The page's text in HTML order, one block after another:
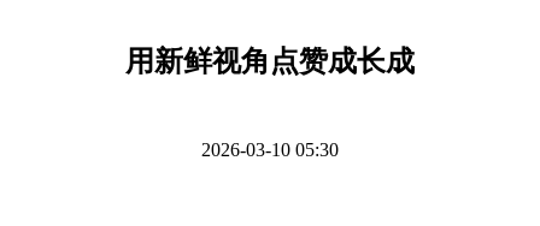
用新鲜视角点赞成长成
2026-03-10 05:30